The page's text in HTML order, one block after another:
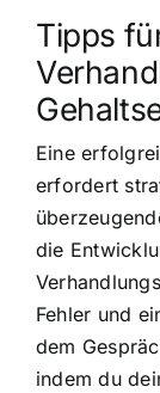
Tipps
Eine
erfordert
die
Fehler und
dem
indem du